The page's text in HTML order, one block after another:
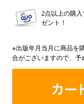
2点以上の購
ゼント！
※出版年月当月に商品を
合がございますので、